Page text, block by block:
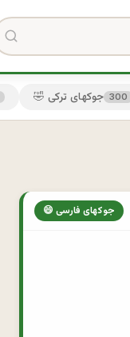
🤣 جوکهای ترکی 300
😄 جوکهای فارسی